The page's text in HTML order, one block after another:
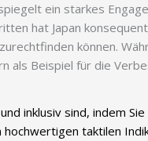
ein starkes
hat Japan
können.
als Beispiel für die
inklusiv sind, indem
taktilen